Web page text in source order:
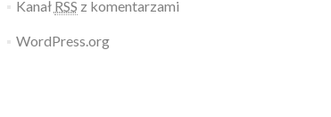
Kanał RSS z komentarzami
WordPress.org